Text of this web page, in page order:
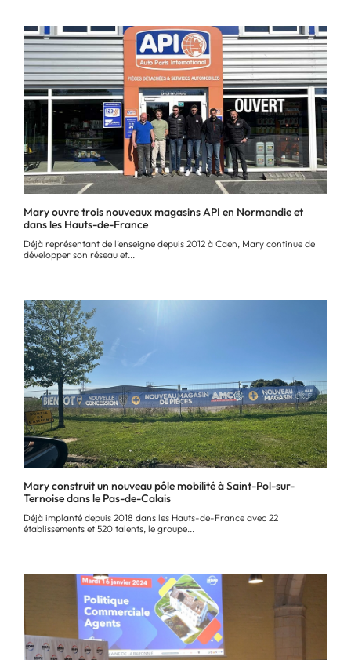
Mary ouvre trois nouveaux magasins API en Normandie et
dans les Hauts-de-France
Déjà représentant de l’enseigne depuis 2012 à Caen, Mary continue de
développer son réseau et...
Mary construit un nouveau pôle mobilité à Saint-Pol-sur-
Ternoise dans le Pas-de-Calais
Déjà implanté depuis 2018 dans les Hauts-de-France avec 22
établissements et 520 talents, le groupe...